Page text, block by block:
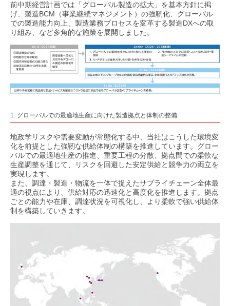
前中期経営計画では「グローバル製造の拡大」を基本方針に掲
げ、製造BCM（事業継続マネジメント）の強靭化、グローバル
での製造能力向上、製造業務プロセスを変革する製造DXへの取
り組み、など多角的な施策を展開しました。
1. グローバルでの最適地生産に向けた製造拠点と体制の整備
地政学リスクや需要変動が常態化する中、当社はこうした環境変
化を前提とした強靭な供給体制の構築を推進しています。グロー
バルでの最適地生産の推進、重要工程の分散、拠点間での柔軟な
生産調整を通じて、リスクを回避した安定供給と競争力の両立を
実現します。
また、調達・製造・物流を一体で捉えたサプライチェーン全体最
適の視点により、供給対応の迅速化と高度化を推進します。拠点
ごとの能力や在庫、調達状況を可視化し、より柔軟で強い供給体
制を構築していきます。